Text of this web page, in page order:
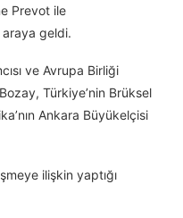
Prevot ile
araya geldi.
ve Avrupa Birliği
Türkiye’nin Brüksel
Ankara Büyükelçisi
ilişkin yaptığı